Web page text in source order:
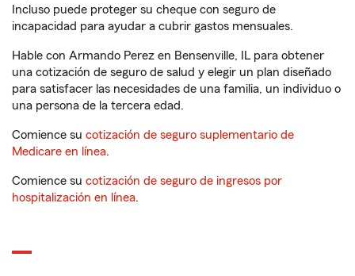
Incluso puede proteger su cheque con seguro de
incapacidad para ayudar a cubrir gastos mensuales.
Hable con Armando Perez en Bensenville, IL para obtener
una cotización de seguro de salud y elegir un plan diseñado
para satisfacer las necesidades de una familia, un individuo o
una persona de la tercera edad.
Comience su cotización de seguro suplementario de
Medicare en línea.
Comience su cotización de seguro de ingresos por
hospitalización en línea.